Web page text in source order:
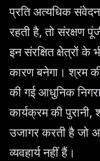
प्रति अत्यधिक
रहती है, तो संरक्षण
इन संरक्षित क्षेत्रों के
कारण बनेगा। श्रम
की गई आधुनिक
कार्यक्रम की पुरानी,
उजागर करती है जो
व्यवहार्य नहीं हैं।